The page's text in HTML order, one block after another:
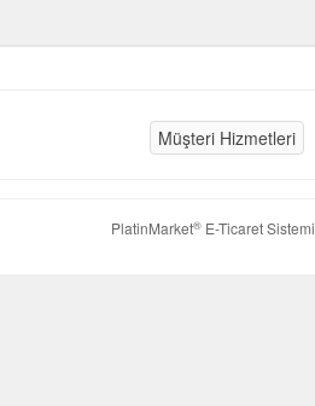
Müşteri Hizmetleri
PlatinMarket®E-Ticaret Sistemi